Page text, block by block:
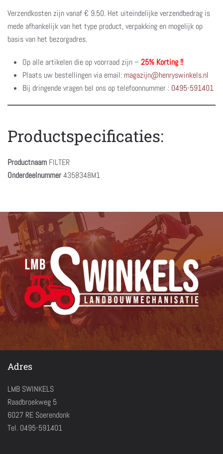
Verzendkosten zijn vanaf € 9.50. Het uiteindelijke verzendbedrag is
mede afhankelijk van het type product, verpakking en mogelijk op
basis van het bezorgadres.
Op alle artikelen die op voorraad zijn – 25% Korting !!
Plaats uw bestellingen via email: magazijn@henryswinkels.nl
Bij dringende vragen bel ons op telefoonnummer : 0495-591401
Productspecificaties:
Productnaam FILTER
Onderdeelnummer4358348M1
Adres
LMB SWINKELS
Raadbroekweg 5
6027 RE Soerendonk
Tel. 0495-591401